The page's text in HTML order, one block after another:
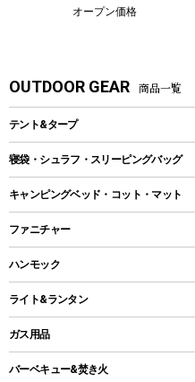
オープン価格
OUTDOOR GEAR 商品一覧
テント&タープ
テント
ツールームテント
ワンポールテント
シェルターテント
ロッジ型・オリジナルテント
タープ
寝袋・シュラフ・スリーピングバッグ
レクタングラー型（封筒型）シュラフ
インナーシュラフ
キャンピングベッド・コット・マット
キャンピングベッド・コット
インフレータブルマット
ファニチャー
アウトドアテーブル
レジャーシート
ハンモック
ライト&ランタン
LEDランタン
ガスランタン
ガス用品
ガスバーナー
バーベキュー&焚き火